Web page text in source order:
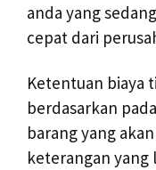
anda yang
cepat dari
Ketentuan biaya
berdasarkan
barang yang
keterangan